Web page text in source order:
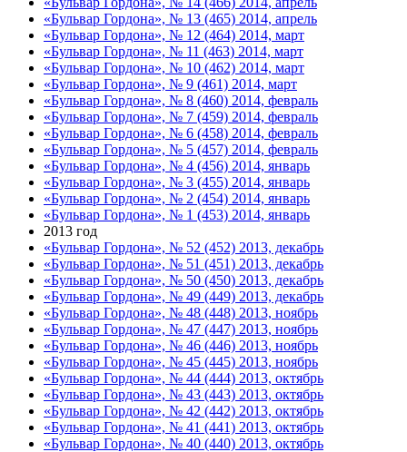
«Бульвар Гордона», № 13 (465) 2014, апрель
«Бульвар Гордона», № 12 (464) 2014, март
«Бульвар Гордона», № 11 (463) 2014, март
«Бульвар Гордона», № 10 (462) 2014, март
«Бульвар Гордона», № 9 (461) 2014, март
«Бульвар Гордона», № 8 (460) 2014, февраль
«Бульвар Гордона», № 7 (459) 2014, февраль
«Бульвар Гордона», № 6 (458) 2014, февраль
«Бульвар Гордона», № 5 (457) 2014, февраль
«Бульвар Гордона», № 4 (456) 2014, январь
«Бульвар Гордона», № 3 (455) 2014, январь
«Бульвар Гордона», № 2 (454) 2014, январь
«Бульвар Гордона», № 1 (453) 2014, январь
2013 год
«Бульвар Гордона», № 52 (452) 2013, декабрь
«Бульвар Гордона», № 51 (451) 2013, декабрь
«Бульвар Гордона», № 50 (450) 2013, декабрь
«Бульвар Гордона», № 49 (449) 2013, декабрь
«Бульвар Гордона», № 48 (448) 2013, ноябрь
«Бульвар Гордона», № 47 (447) 2013, ноябрь
«Бульвар Гордона», № 46 (446) 2013, ноябрь
«Бульвар Гордона», № 45 (445) 2013, ноябрь
«Бульвар Гордона», № 44 (444) 2013, октябрь
«Бульвар Гордона», № 43 (443) 2013, октябрь
«Бульвар Гордона», № 42 (442) 2013, октябрь
«Бульвар Гордона», № 41 (441) 2013, октябрь
«Бульвар Гордона», № 40 (440) 2013, октябрь